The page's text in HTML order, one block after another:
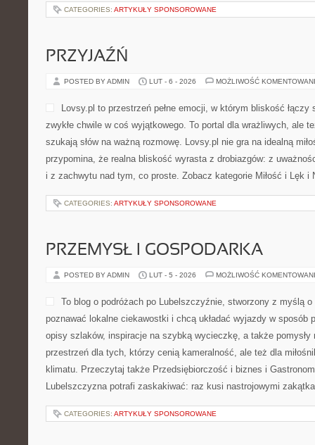
CATEGORIES: ARTYKUŁY SPONSOROWANE
PRZYJAŹŃ
POSTED BY ADMIN LUT - 6 - 2026 MOŻLIWOŚĆ
Lovsy.pl to przestrzeń pełne emocji, w którym bliskość
zwykłe chwile w coś wyjątkowego. To portal dla wrażliwych, ale
szukają słów na ważną rozmowę. Lovsy.pl nie gra na idealną
przypomina, że realna bliskość wyrasta z drobiazgów: z
i z zachwytu nad tym, co proste. Zobacz kategorie Miłość i Lęk
CATEGORIES: ARTYKUŁY SPONSOROWANE
PRZEMYSŁ I GOSPODARKA
POSTED BY ADMIN LUT - 5 - 2026 MOŻLIWOŚĆ
To blog o podróżach po Lubelszczyźnie, stworzony z myślą
poznawać lokalne ciekawostki i chcą układać wyjazdy w sposób
opisy szlaków, inspiracje na szybką wycieczkę, a także pomysły
przestrzeń dla tych, którzy cenią kameralność, ale też dla
klimatu. Przeczytaj także Przedsiębiorczość i biznes i
Lubelszczyzna potrafi zaskakiwać: raz kusi nastrojowymi
CATEGORIES: ARTYKUŁY SPONSOROWANE